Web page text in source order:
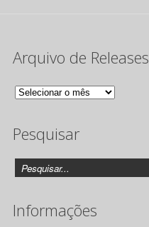
Arquivo de Releases
Arquivo
Releases
Pesquisar
Informações